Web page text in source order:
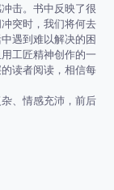
击。书中反映了很
突时，我们将何去
遇到难以解决的困
工匠精神创作的一
读者阅读，相信每
、情感充沛，前后